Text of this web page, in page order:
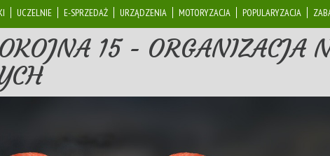
UCZELNIE E-SPRZEDAŻ URZĄDZENIA MOTORYZACJA POPULARYZACJA
15 - ORGANIZACJA